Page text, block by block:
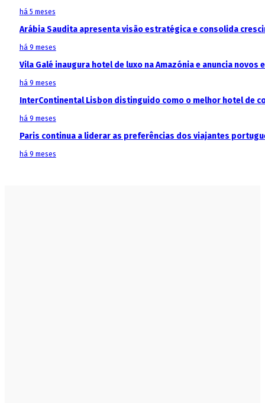
há 5 meses
Arábia Saudita apresenta visão estratégica e consolida
há 9 meses
Vila Galé inaugura hotel de luxo na Amazónia e anuncia
há 9 meses
InterContinental Lisbon distinguido como o melhor hotel de
há 9 meses
Paris continua a liderar as preferências dos viajantes
há 9 meses